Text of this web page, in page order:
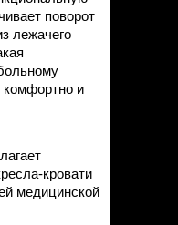
поворот
лежачего
комфортно и
кровати
медицинской